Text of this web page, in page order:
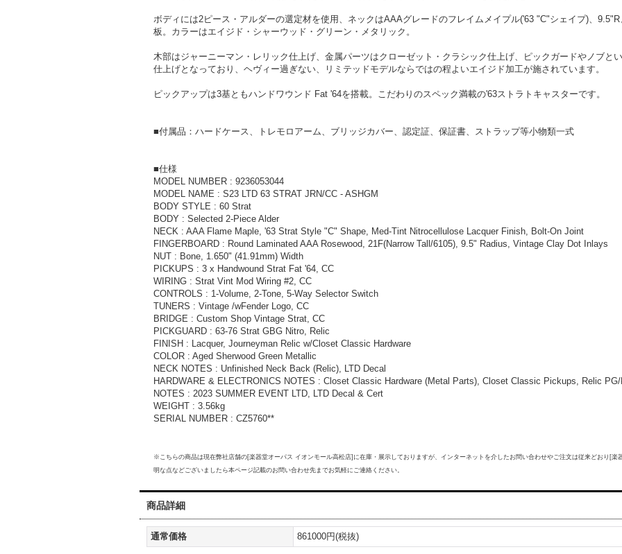
ボディには2ピース・アルダーの選定材を使用、ネックはAAAグレードのフレイムメイプル('63 "C"シェイプ)、
板。カラーはエイジド・シャーウッド・グリーン・メタリック。
木部はジャーニーマン・レリック仕上げ、金属パーツはクローゼット・クラシック仕上げ、ピックガードやノブと
仕上げとなっており、ヘヴィー過ぎない、リミテッドモデルならではの程よいエイジド加工が施されています。
ピックアップは3基ともハンドワウンド Fat '64を搭載。こだわりのスペック満載の'63ストラトキャスターです。
■付属品：ハードケース、トレモロアーム、ブリッジカバー、認定証、保証書、ストラップ等小物類一式
■仕様
MODEL NUMBER : 9236053044
MODEL NAME : S23 LTD 63 STRAT JRN/CC - ASHGM
BODY STYLE : 60 Strat
BODY : Selected 2-Piece Alder
NECK : AAA Flame Maple, '63 Strat Style "C" Shape, Med-Tint Nitrocellulose Lacquer Finish, Bolt-On Joint
FINGERBOARD : Round Laminated AAA Rosewood, 21F(Narrow Tall/6105), 9.5" Radius, Vintage Clay Dot Inlays
NUT : Bone, 1.650" (41.91mm) Width
PICKUPS : 3 x Handwound Strat Fat '64, CC
WIRING : Strat Vint Mod Wiring #2, CC
CONTROLS : 1-Volume, 2-Tone, 5-Way Selector Switch
TUNERS : Vintage /wFender Logo, CC
BRIDGE : Custom Shop Vintage Strat, CC
PICKGUARD : 63-76 Strat GBG Nitro, Relic
FINISH : Lacquer, Journeyman Relic w/Closet Classic Hardware
COLOR : Aged Sherwood Green Metallic
NECK NOTES : Unfinished Neck Back (Relic), LTD Decal
HARDWARE & ELECTRONICS NOTES : Closet Classic Hardware (Metal Parts), Closet Classic Pickups, Relic
NOTES : 2023 SUMMER EVENT LTD, LTD Decal & Cert
WEIGHT : 3.56kg
SERIAL NUMBER : CZ5760**
※こちらの商品は現在弊社店舗の[楽器堂オーパス イオンモール高松店]に在庫・展示しておりますが、インターネットを介したお問い合わせやご注文は従来どおり[楽
明な点などございましたら本ページ記載のお問い合わせ先までお気軽にご連絡ください。
商品詳細
通常価格 861000円(税抜)